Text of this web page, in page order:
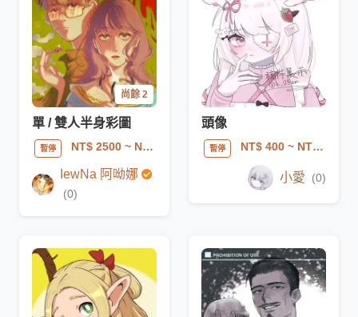
尚餘 2
單 / 雙人半身彩圖
暫停 NT$ 2500~ NT$ 5000
IewNa 阿呦娜
(0)
頭像
暫停 NT$ 400~ NT$ 600
小愛 (0)